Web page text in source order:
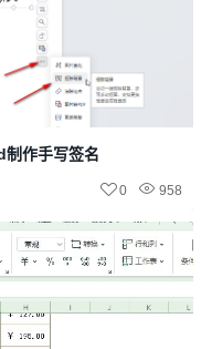
作手写签名
958
0